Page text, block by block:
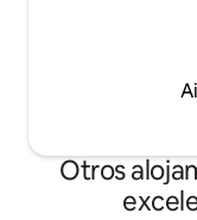
Otros